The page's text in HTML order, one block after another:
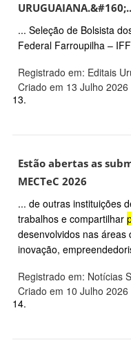
... Seleção de Bolsista
Federal Farroupilha –
Registrado em: Editais
Criado em 13 Julho 2026
13.
Estão abertas as
MECTeC 2026
... de outras instituições
trabalhos e compartilhar
desenvolvidos nas áreas
inovação,
Registrado em: Notícias
Criado em 10 Julho 2026
14.